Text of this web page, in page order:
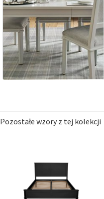
Pozostałe wzory z tej kolekcji